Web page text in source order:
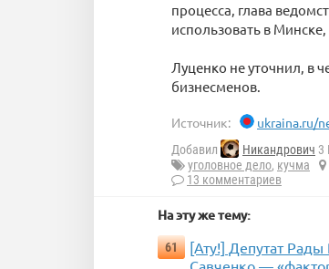
процесса, глава
использовать в
Луценко не уточнил, в
бизнесменов.
Источник: ukraina.ru/
Добавил Никандрович 3
уголовное дело, кучма
13 комментариев
На эту же тему:
61
[Ату!] Депутат